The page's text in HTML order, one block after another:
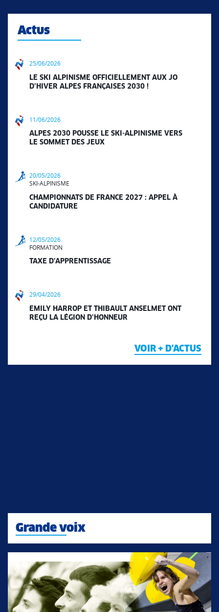
Actus
25/06/2026
LE SKI ALPINISME OFFICIELLEMENT AUX JO
D’HIVER ALPES FRANÇAISES 2030 !
11/06/2026
ALPES 2030 POUSSE LE SKI-ALPINISME VERS
LE SOMMET DES JEUX
20/05/2026
SKI-ALPINISME
CHAMPIONNATS DE FRANCE 2027 : APPEL À
CANDIDATURE
12/05/2026
FORMATION
TAXE D’APPRENTISSAGE
29/04/2026
EMILY HARROP ET THIBAULT ANSELMET ONT
REÇU LA LÉGION D’HONNEUR
VOIR + D'ACTUS
Grande voix